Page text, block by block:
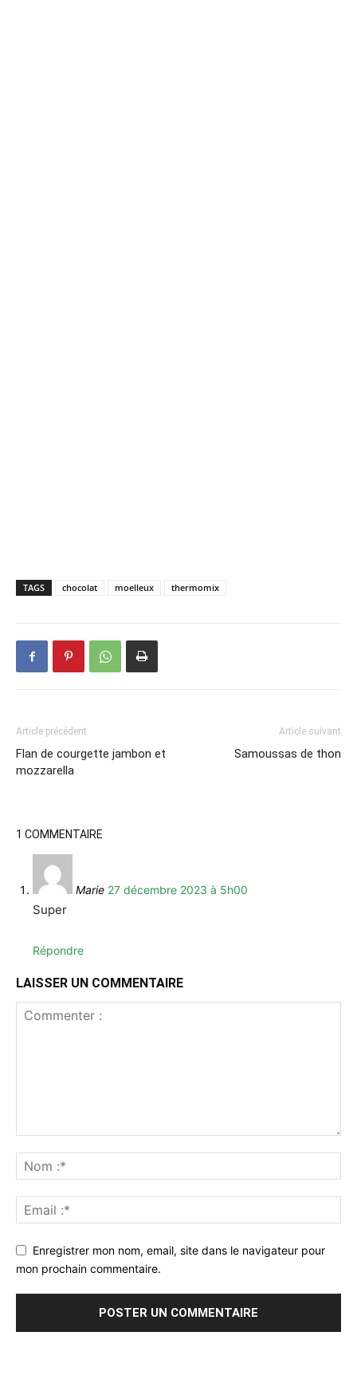
TAGS chocolat moelleux thermomix
Article précédent
Flan de courgette jambon et
mozzarella
Article suivant
Samoussas de thon
1 COMMENTAIRE
Marie 27 décembre 2023 à 5h00
Super
Répondre
LAISSER UN COMMENTAIRE
Enregistrer mon nom, email, site dans le navigateur pour
mon prochain commentaire.